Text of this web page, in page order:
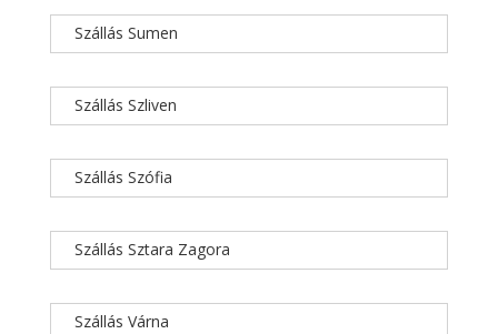
Szállás Sumen
Szállás Szliven
Szállás Szófia
Szállás Sztara Zagora
Szállás Várna